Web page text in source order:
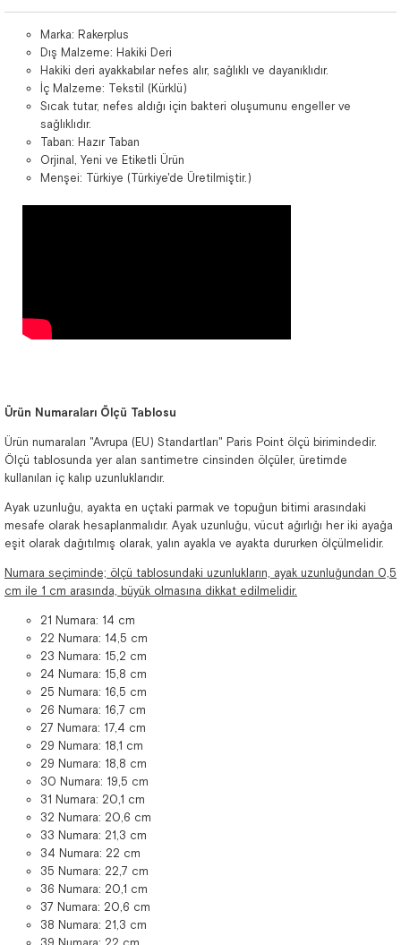
Marka: Rakerplus
Dış Malzeme: Hakiki Deri
Hakiki deri ayakkabılar nefes alır, sağlıklı ve dayanıklıdır.
İç Malzeme: Tekstil (Kürklü)
Sıcak tutar, nefes aldığı için bakteri oluşumunu engeller ve
sağlıklıdır.
Taban: Hazır Taban
Orjinal, Yeni ve Etiketli Ürün
Menşei: Türkiye (Türkiye'de Üretilmiştir.)
Ürün Numaraları Ölçü Tablosu
Ürün numaraları "Avrupa (EU) Standartları" Paris Point ölçü birimindedir.
Ölçü tablosunda yer alan santimetre cinsinden ölçüler, üretimde
kullanılan iç kalıp uzunluklarıdır.
Ayak uzunluğu, ayakta en uçtaki parmak ve topuğun bitimi arasındaki
mesafe olarak hesaplanmalıdır. Ayak uzunluğu, vücut ağırlığı her iki ayağa
eşit olarak dağıtılmış olarak, yalın ayakla ve ayakta dururken ölçülmelidir.
Numara seçiminde; ölçü tablosundaki uzunlukların, ayak uzunluğundan 0,5
cm ile 1 cm arasında, büyük olmasına dikkat edilmelidir.
21 Numara: 14 cm
22 Numara: 14,5 cm
23 Numara: 15,2 cm
24 Numara: 15,8 cm
25 Numara: 16,5 cm
26 Numara: 16,7 cm
27 Numara: 17,4 cm
29 Numara: 18,1 cm
29 Numara: 18,8 cm
30 Numara: 19,5 cm
31 Numara: 20,1 cm
32 Numara: 20,6 cm
33 Numara: 21,3 cm
34 Numara: 22 cm
35 Numara: 22,7 cm
36 Numara: 20,1 cm
37 Numara: 20,6 cm
38 Numara: 21,3 cm